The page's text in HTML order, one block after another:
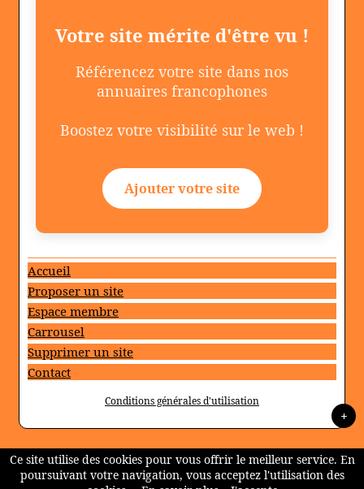
Votre site mérite d'être vu !
Référencez votre site dans nos
annuaires francophones
Boostez votre visibilité sur le web !
Ajouter votre site
Accueil
Proposer un site
Espace membre
Carrousel
Supprimer un site
Contact
Conditions générales d'utilisation
+
Ce site utilise des cookies pour vous offrir le meilleur service. En
poursuivant votre navigation, vous acceptez l'utilisation des